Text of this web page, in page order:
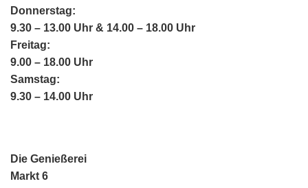
Donnerstag:
9.30 – 13.00 Uhr & 14.00 – 18.00 Uhr
Freitag:
9.00 – 18.00 Uhr
Samstag:
9.30 – 14.00 Uhr
Die Genießerei
Markt 6